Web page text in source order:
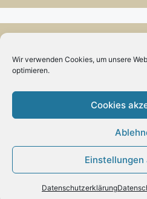
Wir verwenden Cookies, um unsere
optimieren.
Cookies
Einstellungen
Datenschutzerklärung
INFORMATION
Zahlung und Versand